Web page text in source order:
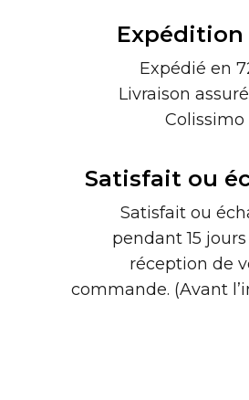
Expédition
Expédié en
Livraison
Colissimo
Satisfait ou
Satisfait ou
pendant 15
réception de
commande. (Avant